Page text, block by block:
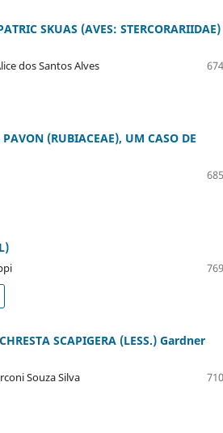
SKUAS (AVES:
dos Santos Alves
(RUBIACEAE), UM CASO DE
SCAPIGERA (LESS.) Gardner
Souza Silva